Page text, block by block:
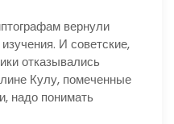
вернули
И советские,
отказывались
Кулу, помеченные
надо понимать